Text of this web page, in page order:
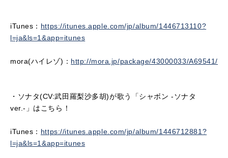
iTunes： https://itunes.apple.com/jp/album/1446713110?
l=ja&ls=1&app=itunes
mora(ハイレゾ)： http://mora.jp/package/43000033/A69541/
・ソナタ(CV:武田羅梨沙多胡)が歌う「シャボン -ソナタ
ver.-」はこちら！
iTunes： https://itunes.apple.com/jp/album/1446712881?
l=ja&ls=1&app=itunes